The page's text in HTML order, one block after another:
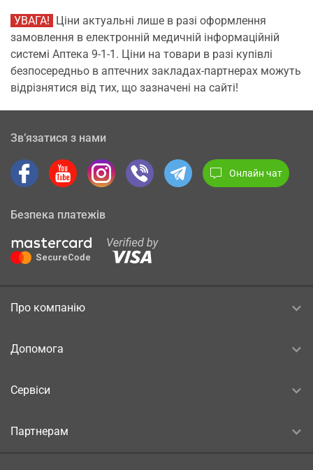
УВАГА! Ціни актуальні лише в разі оформлення
замовлення в електронній медичній інформаційній
системі Аптека 9-1-1. Ціни на товари в разі купівлі
безпосередньо в аптечних закладах-партнерах можуть
відрізнятися від тих, що зазначені на сайті!
Зв’язатися з нами
Онлайн чат
Безпека платежів
Про компанію
Допомога
Сервіси
Партнерам